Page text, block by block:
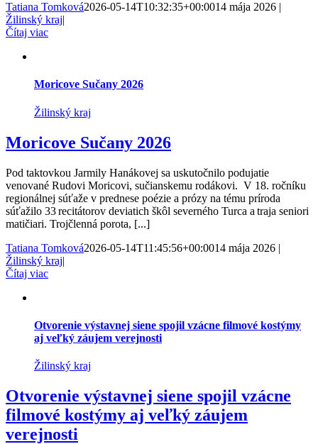
Tatiana Tomková2026-05-14T10:32:35+00:0014 mája 2026 |
Žilinský kraj|
Čítaj viac
Moricove Sučany 2026
Žilinský kraj
Moricove Sučany 2026
Pod taktovkou Jarmily Hanákovej sa uskutočnilo podujatie
venované Rudovi Moricovi, sučianskemu rodákovi. V 18. ročníku
regionálnej súťaže v prednese poézie a prózy na tému príroda
súťažilo 33 recitátorov deviatich škôl severného Turca a traja seniori
matičiari. Trojčlenná porota, [...]
Tatiana Tomková2026-05-14T11:45:56+00:0014 mája 2026 |
Žilinský kraj|
Čítaj viac
Otvorenie výstavnej siene spojil vzácne filmové kostýmy
aj veľký záujem verejnosti
Žilinský kraj
Otvorenie výstavnej siene spojil vzácne
filmové kostýmy aj veľký záujem
verejnosti